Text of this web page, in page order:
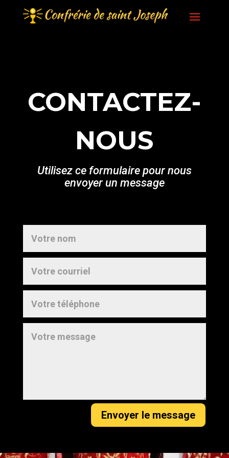
CONTACTEZ-
NOUS
Utilisez ce formulaire pour nous
envoyer un message
Envoyer le message